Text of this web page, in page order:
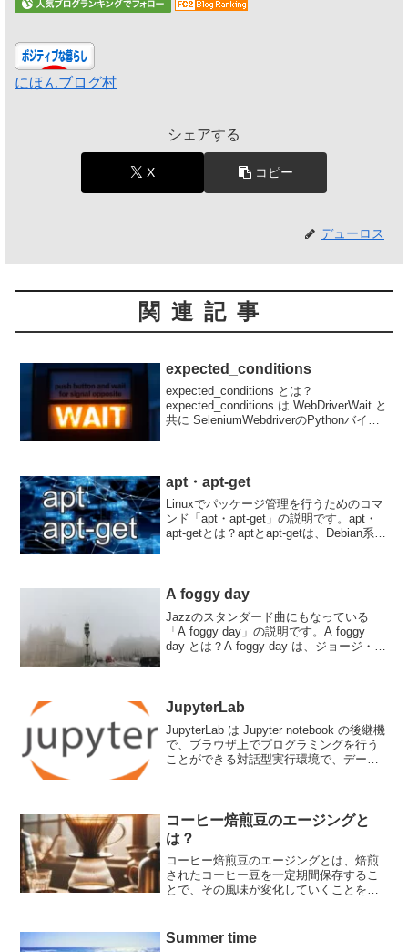
にほんブログ村
シェアする
X コピー
デューロス
関連記事
expected_conditions
expected_conditions とは？
expected_conditions は WebDriverWait と
共に SeleniumWebdriverのPythonバイン
apt・apt-get
Linuxでパッケージ管理を行うためのコマ
ンド「apt・apt-get」の説明です。apt・
apt-getとは？aptとapt-getは、Debian系
A foggy day
Jazzのスタンダード曲にもなっている
「A foggy day」の説明です。A foggy
day とは？A foggy day は、ジョージ・ガ
JupyterLab
JupyterLab は Jupyter notebook の後継機
で、ブラウザ上でプログラミングを行う
ことができる対話型実行環境で、データ
コーヒー焙煎豆のエージングと
は？
コーヒー焙煎豆のエージングとは、焙煎
されたコーヒー豆を一定期間保存するこ
とで、その風味が変化していくことを指
り、これがコーヒー豆の風味を閉じ込め
Summer time